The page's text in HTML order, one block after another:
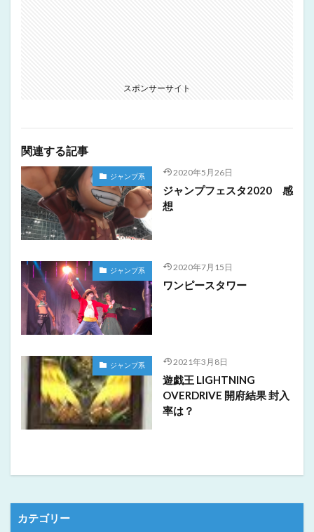
スポンサーサイト
関連する記事
ジャンプ系 2020年5月26日
ジャンプフェスタ2020 感
想
ジャンプ系 2020年7月15日
ワンピースタワー
ジャンプ系 2021年3月8日
遊戯王 LIGHTNING
OVERDRIVE 開府結果 封入
率は？
カテゴリー